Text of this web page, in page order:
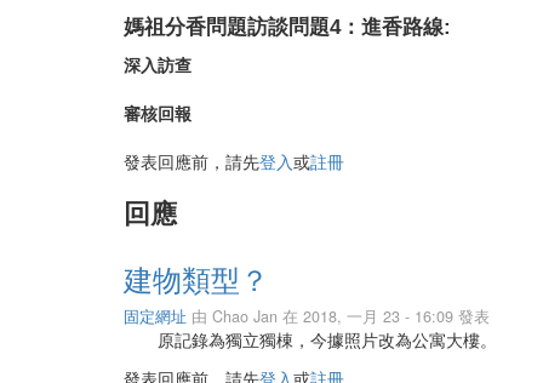
媽祖分香問題訪談問題4：進香路線:
深入訪查
審核回報
發表回應前，請先登入或註冊
回應
建物類型？
固定網址 由 Chao Jan 在 2018, 一月 23 - 16:09 發表
原記錄為獨立獨棟，今據照片改為公寓大樓。
發表回應前，請先登入 或註冊